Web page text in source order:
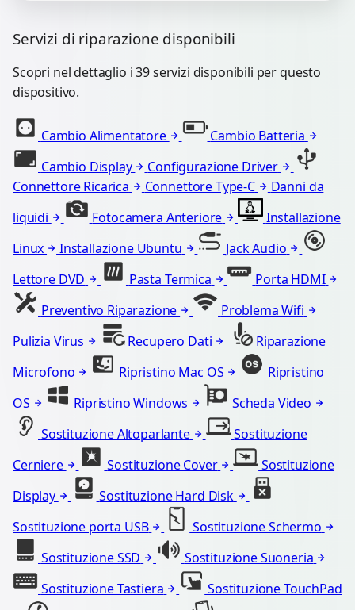
Servizi di riparazione disponibili
Scopri nel dettaglio i 39 servizi disponibili per questo
dispositivo.
Cambio Alimentatore
Cambio Batteria
Cambio Display
Configurazione Driver
Connettore Ricarica
Connettore Type-C
Danni da
liquidi
Fotocamera Anteriore
Installazione
Linux
Installazione Ubuntu
Jack Audio
Lettore DVD
Pasta Termica
Porta HDMI
Preventivo Riparazione
Problema Wifi
Pulizia Virus
Recupero Dati
Riparazione
Microfono
Ripristino Mac OS
Ripristino
OS
Ripristino Windows
Scheda Video
Sostituzione Altoparlante
Sostituzione
Cerniere
Sostituzione Cover
Sostituzione
Display
Sostituzione Hard Disk
Sostituzione porta USB
Sostituzione Schermo
Sostituzione SSD
Sostituzione Suoneria
Sostituzione Tastiera
Sostituzione TouchPad